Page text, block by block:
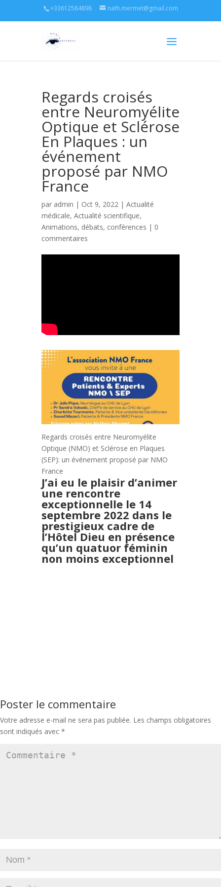
+33612584898 nath.mermet@gmail.com
Regards croisés
entre Neuromyélite
Optique et Sclérose
En Plaques : un
événement
proposé par NMO
France
par admin | Oct 9, 2022 | Actualité
médicale, Actualité scientifique,
Animations, débats, conférences | 0
commentaires
Regards croisés entre Neuromyélite
Optique (NMO) et Sclérose en Plaques
(SEP): un événement proposé par NMO
France
J’ai eu le plaisir d’animer
une rencontre
exceptionnelle le 14
septembre 2022 dans le
prestigieux cadre de
l’Hôtel Dieu en présence
qu’un quatuor féminin
non moins exceptionnel
Poster le commentaire
Votre adresse e-mail ne sera pas publiée. Les champs obligatoires
sont indiqués avec *